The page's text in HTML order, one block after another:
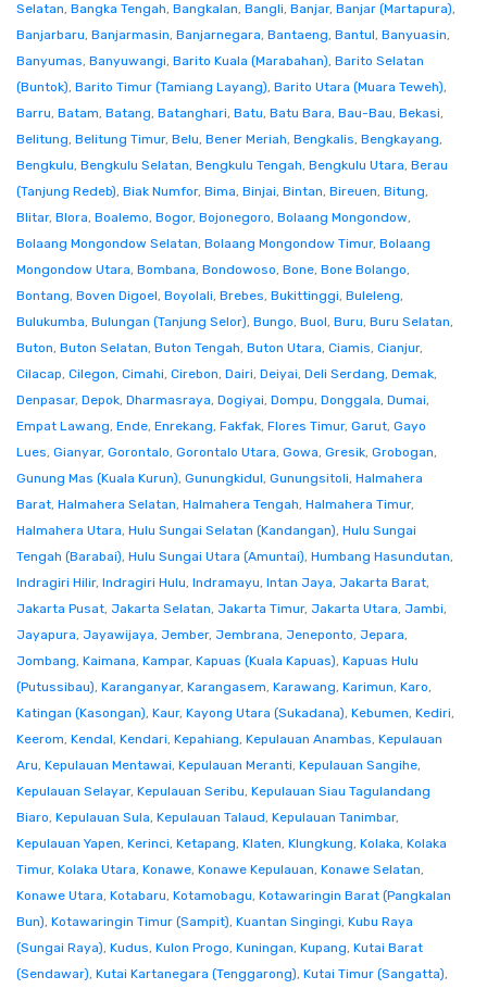
Selatan, Bangka Tengah, Bangkalan, Bangli, Banjar, Banjar (Martapura),
Banjarbaru, Banjarmasin, Banjarnegara, Bantaeng, Bantul, Banyuasin,
Banyumas, Banyuwangi, Barito Kuala (Marabahan), Barito Selatan
(Buntok), Barito Timur (Tamiang Layang), Barito Utara (Muara Teweh),
Barru, Batam, Batang, Batanghari, Batu, Batu Bara, Bau-Bau, Bekasi,
Belitung, Belitung Timur, Belu, Bener Meriah, Bengkalis, Bengkayang,
Bengkulu, Bengkulu Selatan, Bengkulu Tengah, Bengkulu Utara, Berau
(Tanjung Redeb), Biak Numfor, Bima, Binjai, Bintan, Bireuen, Bitung,
Blitar, Blora, Boalemo, Bogor, Bojonegoro, Bolaang Mongondow,
Bolaang Mongondow Selatan, Bolaang Mongondow Timur, Bolaang
Mongondow Utara, Bombana, Bondowoso, Bone, Bone Bolango,
Bontang, Boven Digoel, Boyolali, Brebes, Bukittinggi, Buleleng,
Bulukumba, Bulungan (Tanjung Selor), Bungo, Buol, Buru, Buru Selatan,
Buton, Buton Selatan, Buton Tengah, Buton Utara, Ciamis, Cianjur,
Cilacap, Cilegon, Cimahi, Cirebon, Dairi, Deiyai, Deli Serdang, Demak,
Denpasar, Depok, Dharmasraya, Dogiyai, Dompu, Donggala, Dumai,
Empat Lawang, Ende, Enrekang, Fakfak, Flores Timur, Garut, Gayo
Lues, Gianyar, Gorontalo, Gorontalo Utara, Gowa, Gresik, Grobogan,
Gunung Mas (Kuala Kurun), Gunungkidul, Gunungsitoli, Halmahera
Barat, Halmahera Selatan, Halmahera Tengah, Halmahera Timur,
Halmahera Utara, Hulu Sungai Selatan (Kandangan), Hulu Sungai
Tengah (Barabai), Hulu Sungai Utara (Amuntai), Humbang Hasundutan,
Indragiri Hilir, Indragiri Hulu, Indramayu, Intan Jaya, Jakarta Barat,
Jakarta Pusat, Jakarta Selatan, Jakarta Timur, Jakarta Utara, Jambi,
Jayapura, Jayawijaya, Jember, Jembrana, Jeneponto, Jepara,
Jombang, Kaimana, Kampar, Kapuas (Kuala Kapuas), Kapuas Hulu
(Putussibau), Karanganyar, Karangasem, Karawang, Karimun, Karo,
Katingan (Kasongan), Kaur, Kayong Utara (Sukadana), Kebumen, Kediri,
Keerom, Kendal, Kendari, Kepahiang, Kepulauan Anambas, Kepulauan
Aru, Kepulauan Mentawai, Kepulauan Meranti, Kepulauan Sangihe,
Kepulauan Selayar, Kepulauan Seribu, Kepulauan Siau Tagulandang
Biaro, Kepulauan Sula, Kepulauan Talaud, Kepulauan Tanimbar,
Kepulauan Yapen, Kerinci, Ketapang, Klaten, Klungkung, Kolaka, Kolaka
Timur, Kolaka Utara, Konawe, Konawe Kepulauan, Konawe Selatan,
Konawe Utara, Kotabaru, Kotamobagu, Kotawaringin Barat (Pangkalan
Bun), Kotawaringin Timur (Sampit), Kuantan Singingi, Kubu Raya
(Sungai Raya), Kudus, Kulon Progo, Kuningan, Kupang, Kutai Barat
(Sendawar), Kutai Kartanegara (Tenggarong), Kutai Timur (Sangatta),